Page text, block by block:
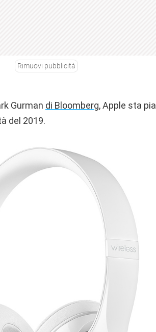
Rimuovi pubblicità
Gurman di Bloomberg, Apple sta
del 2019.